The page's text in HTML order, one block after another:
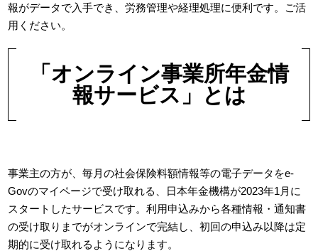
報がデータで入手でき、労務管理や経理処理に便利です。ご活
用ください。
「オンライン事業所年金情
報サービス」とは
事業主の方が、毎月の社会保険料額情報等の電子データをe-
Govのマイページで受け取れる、日本年金機構が2023年1月に
スタートしたサービスです。利用申込みから各種情報・通知書
の受け取りまでがオンラインで完結し、初回の申込み以降は定
期的に受け取れるようになります。